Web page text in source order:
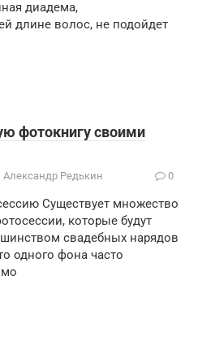
диадема,
длине волос, не подойдет
фотокнигу своими
Александр Редькин 0
Существует множество
которые будут
свадебных нарядов
одного фона часто